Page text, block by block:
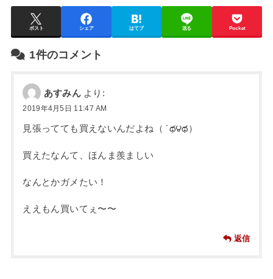
ポスト シェア はてブ 送る Pocket
1件のコメント
あすみん より:
2019年4月5日 11:47 AM
見張ってても買えないんだよね（ ´థ౪థ）
買えたなんて、ほんま羨ましい
なんとかガメたい！
ええもん買いてぇ〜〜
返信